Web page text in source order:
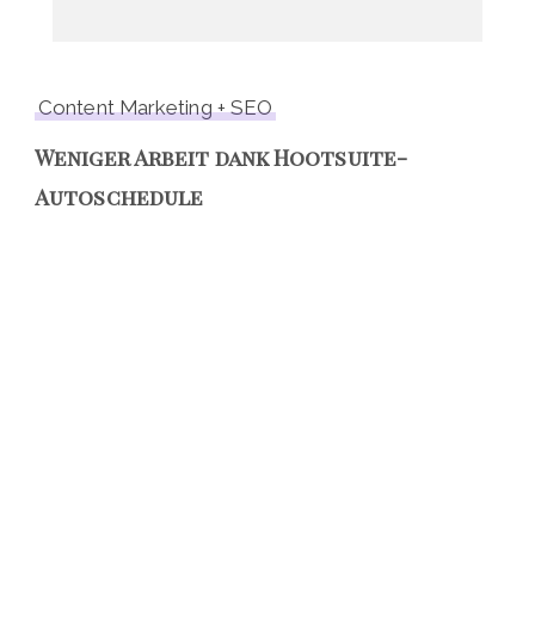
Content Marketing + SEO
Weniger Arbeit dank Hootsuite-
Autoschedule